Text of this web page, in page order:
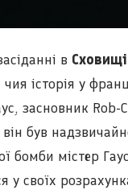
в
чия історія у
засновник
був
бомби містер
у своїх